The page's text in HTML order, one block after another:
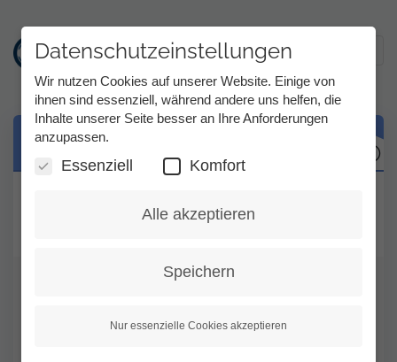
Direkt
Begriffe beim Telefonieren
Datenschutzeinstellungen
Wir nutzen Cookies auf unserer Website. Einige von
ihnen sind essenziell, während andere uns helfen, die
Inhalte unserer Seite besser an Ihre Anforderungen
anzupassen.
Essenziell Komfort
Alle akzeptieren
Speichern
Nur essenzielle Cookies akzeptieren